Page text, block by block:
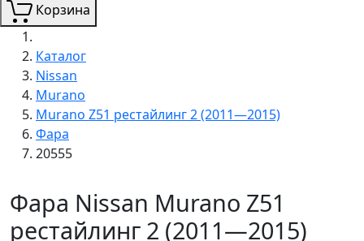
Корзина
Каталог
Nissan
Murano
Murano Z51 рестайлинг 2 (2011—2015)
Фара
20555
Фара Nissan Murano Z51
рестайлинг 2 (2011—2015)